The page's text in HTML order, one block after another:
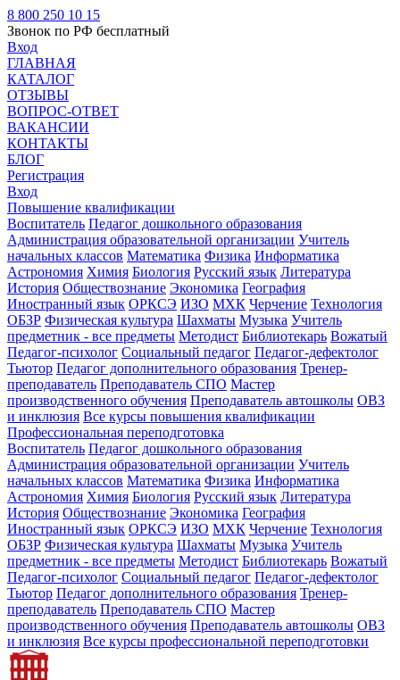
8 800 250 10 15
Звонок по РФ бесплатный
Вход
ГЛАВНАЯ
КАТАЛОГ
ОТЗЫВЫ
ВОПРОС-ОТВЕТ
ВАКАНСИИ
КОНТАКТЫ
БЛОГ
Регистрация
Вход
Повышение квалификации
Воспитатель Педагог дошкольного образования
Администрация образовательной организации Учитель
начальных классов Математика Физика Информатика
Астрономия Химия Биология Русский язык Литература
История Обществознание Экономика География
Иностранный язык ОРКСЭ ИЗО МХК Черчение Технология
ОБЗР Физическая культура Шахматы Музыка Учитель
предметник - все предметы Методист Библиотекарь Вожатый
Педагог-психолог Социальный педагог Педагог-дефектолог
Тьютор Педагог дополнительного образования Тренер-
преподаватель Преподаватель СПО Мастер
производственного обучения Преподаватель автошколы ОВЗ
и инклюзия Все курсы повышения квалификации
Профессиональная переподготовка
Воспитатель Педагог дошкольного образования
Администрация образовательной организации Учитель
начальных классов Математика Физика Информатика
Астрономия Химия Биология Русский язык Литература
История Обществознание Экономика География
Иностранный язык ОРКСЭ ИЗО МХК Черчение Технология
ОБЗР Физическая культура Шахматы Музыка Учитель
предметник - все предметы Методист Библиотекарь Вожатый
Педагог-психолог Социальный педагог Педагог-дефектолог
Тьютор Педагог дополнительного образования Тренер-
преподаватель Преподаватель СПО Мастер
производственного обучения Преподаватель автошколы ОВЗ
и инклюзия Все курсы профессиональной переподготовки